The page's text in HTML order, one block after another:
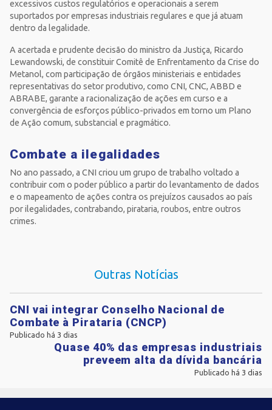
excessivos custos regulatórios e operacionais a serem
suportados por empresas industriais regulares e que já atuam
dentro da legalidade.
A acertada e prudente decisão do ministro da Justiça, Ricardo
Lewandowski, de constituir Comitê de Enfrentamento da Crise do
Metanol, com participação de órgãos ministeriais e entidades
representativas do setor produtivo, como CNI, CNC, ABBD e
ABRABE, garante a racionalização de ações em curso e a
convergência de esforços público-privados em torno um Plano
de Ação comum, substancial e pragmático.
Combate a ilegalidades
No ano passado, a CNI criou um grupo de trabalho voltado a
contribuir com o poder público a partir do levantamento de dados
e o mapeamento de ações contra os prejuízos causados ao país
por ilegalidades, contrabando, pirataria, roubos, entre outros
crimes.
Outras Notícias
CNI vai integrar Conselho Nacional de
Combate à Pirataria (CNCP)
Publicado há 3 dias
Quase 40% das empresas industriais
preveem alta da dívida bancária
Publicado há 3 dias